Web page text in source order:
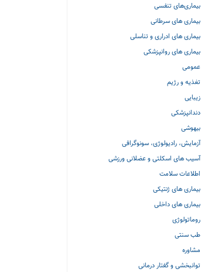
بیماری‌های تنفسی
بیماری های سرطانی
بیماری های ادراری و تناسلی
بیماری های روانپزشکی
عمومی
تغذیه و رژیم
زیبایی
دندانپزشکی
بیهوشی
آزمایش، رادیولوژی، سونوگرافی
آسیب های اسکلتی و عضلانی ورزشی
اطلاعات سلامت
بیماری های ژنتیکی
بیماری های داخلی
روماتولوژی
طب سنتی
مشاوره
توانبخشی و گفتار درمانی